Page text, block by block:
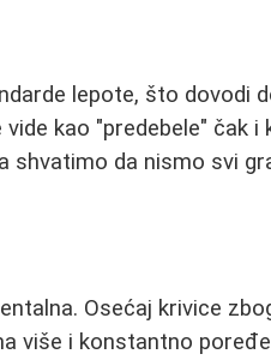
lepote, što dovodi
kao "predebele" čak i
shvatimo da nismo svi
Osećaj krivice
više i konstantno